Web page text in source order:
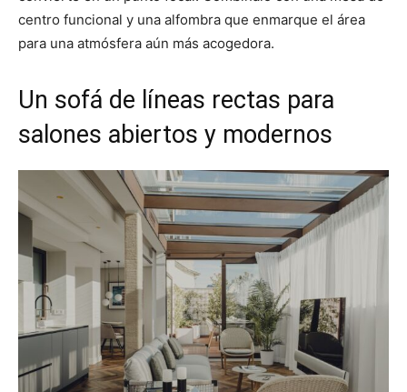
centro funcional y una alfombra que enmarque el área
para una atmósfera aún más acogedora.
Un sofá de líneas rectas para
salones abiertos y modernos